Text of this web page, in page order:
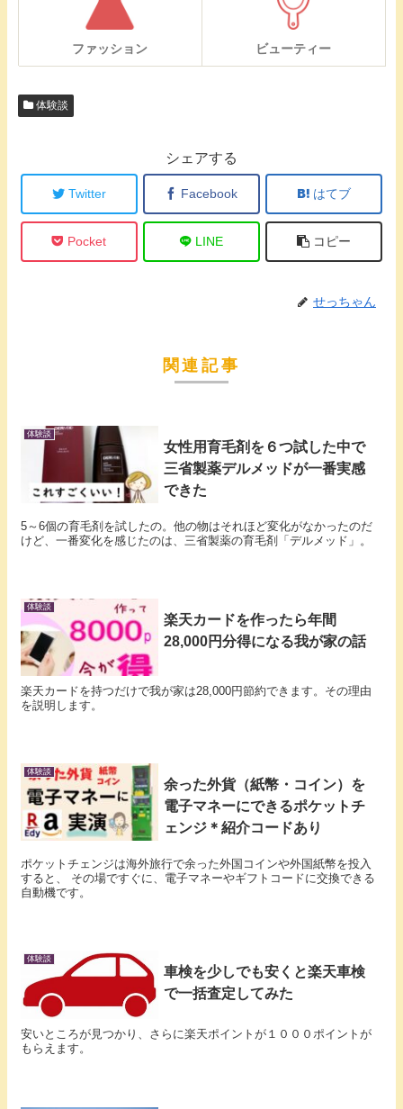
ファッション ビューティー
体験談
シェアする
Twitter Facebook はてブ
Pocket LINE コピー
せっちゃん
関連記事
体験談
女性用育毛剤を６つ試した中で
三省製薬デルメッドが一番実感
できた
5～6個の育毛剤を試したの。他の物はそれほど変化がなかったのだ
けど、一番変化を感じたのは、三省製薬の育毛剤「デルメッド」。
体験談
楽天カードを作ったら年間
28,000円分得になる我が家の話
楽天カードを持つだけで我が家は28,000円節約できます。その理由
を説明します。
体験談
余った外貨（紙幣・コイン）を
電子マネーにできるポケットチ
ェンジ＊紹介コードあり
ポケットチェンジは海外旅行で余った外国コインや外国紙幣を投入
すると、 その場ですぐに、電子マネーやギフトコードに交換できる
自動機です。
体験談
車検を少しでも安くと楽天車検
で一括査定してみた
安いところが見つかり、さらに楽天ポイントが１０００ポイントが
もらえます。